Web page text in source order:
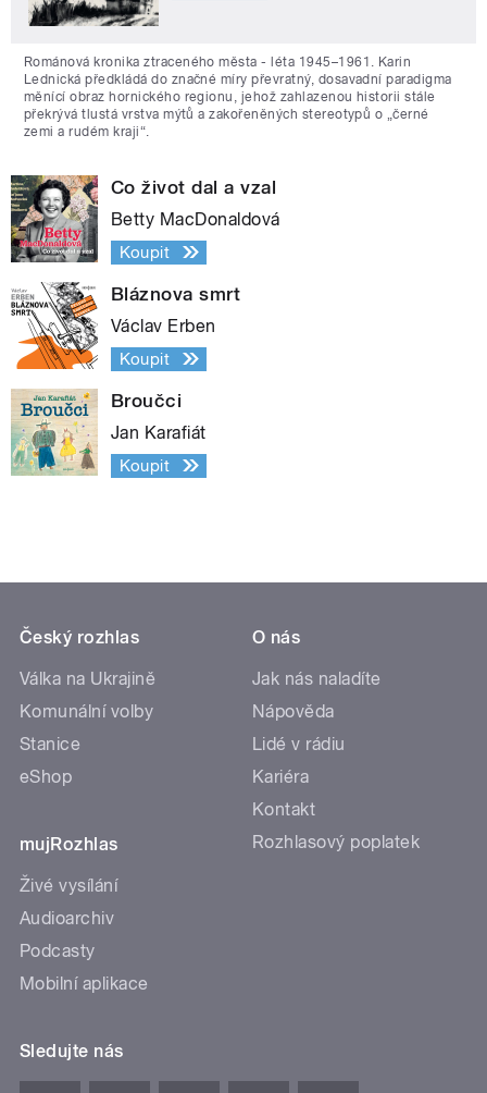
Románová kronika ztraceného města - léta 1945–1961. Karin
Lednická předkládá do značné míry převratný, dosavadní paradigma
měnící obraz hornického regionu, jehož zahlazenou historii stále
překrývá tlustá vrstva mýtů a zakořeněných stereotypů o „černé
zemi a rudém kraji“.
Co život dal a vzal
Betty MacDonaldová
Koupit
Bláznova smrt
Václav Erben
Koupit
Broučci
Jan Karafiát
Koupit
Český rozhlas
Válka na Ukrajině
Komunální volby
Stanice
eShop
mujRozhlas
Živé vysílání
Audioarchiv
Podcasty
Mobilní aplikace
O nás
Jak nás naladíte
Nápověda
Lidé v rádiu
Kariéra
Kontakt
Rozhlasový poplatek
Sledujte nás